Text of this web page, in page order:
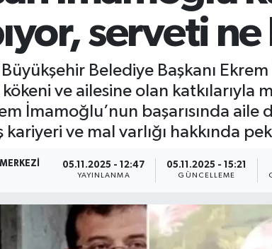
serveti
Belediye Başkanı
ve ailesine olan katkılarıyla
İmamoğlu’nun başarısında
kariyeri ve mal varlığı hakkında
05.11.2025 - 12:47
YAYINLANMA
05.11.2025 - 15:21
GÜNCELLEME